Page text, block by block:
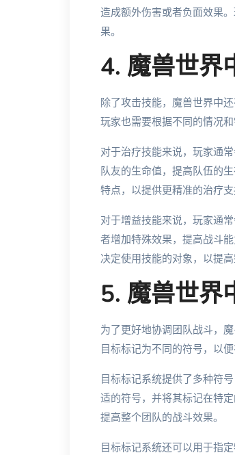
造成额外伤害或者负面效果
果。
4. 魔兽世界
除了攻击技能，魔兽世界中
玩家也需要根据不同的情况和
对于治疗技能来说，玩家通
队友的生命值，提高队伍的
特点，以提供更精准的治疗支
对于增益技能来说，玩家通
者增加特殊效果，提高战斗
决定使用技能的对象，以提高
5. 魔兽世界
为了更好地协调团队战斗，
目标标记为不同的符号，以
目标标记系统提供了多种符
适的符号，并将其标记在特
提高整个团队的战斗效果。
目标标记系统还可以用于指